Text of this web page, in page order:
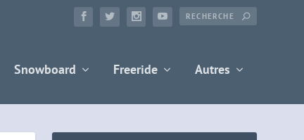
Snowboard Freeride Autres